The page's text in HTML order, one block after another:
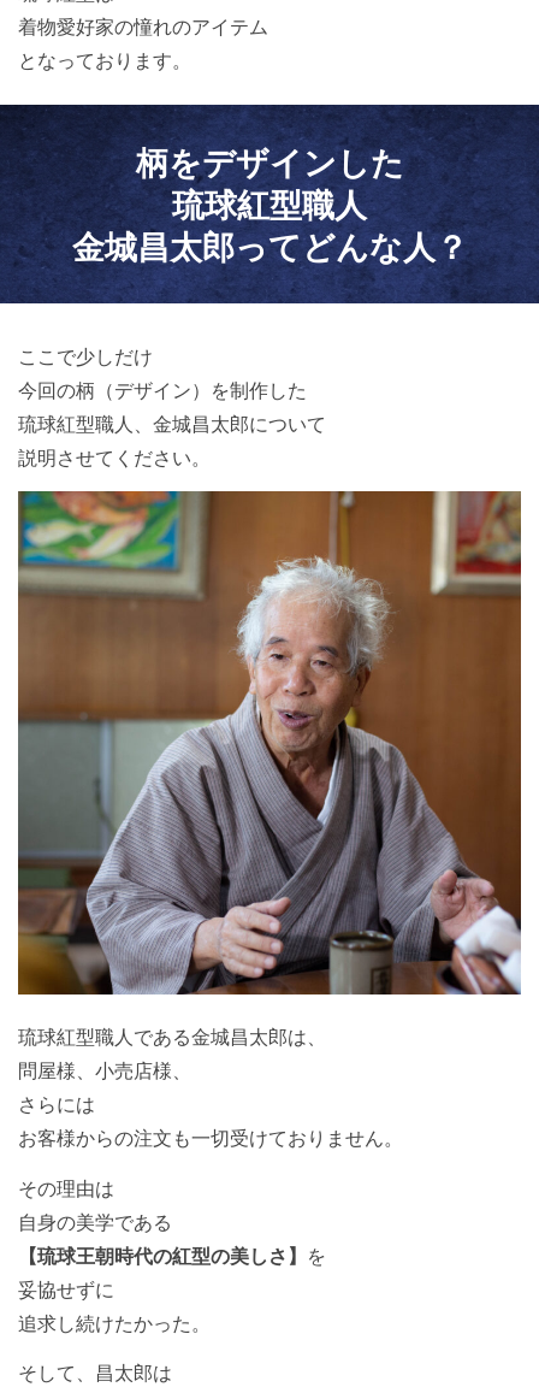
着物愛好家の憧れのアイテム
となっております。
柄をデザインした
琉球紅型職人
金城昌太郎ってどんな人？
ここで少しだけ
今回の柄（デザイン）を制作した
琉球紅型職人、金城昌太郎について
説明させてください。
琉球紅型職人である金城昌太郎は、
問屋様、小売店様、
さらには
お客様からの注文も一切受けておりません。
その理由は
自身の美学である
【琉球王朝時代の紅型の美しさ】 を
妥協せずに
追求し続けたかった。
そして、昌太郎は